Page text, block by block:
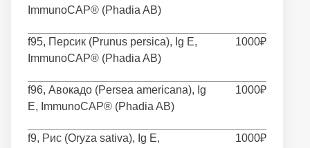
ImmunoCAP® (Phadia AB)
f95, Персик (Prunus persica), Ig E,
ImmunoCAP® (Phadia AB)
1000₽
f96, Авокадо (Persea americana), Ig
E, ImmunoCAP® (Phadia AB)
1000₽
f9, Рис (Oryza sativa), Ig E,
1000₽